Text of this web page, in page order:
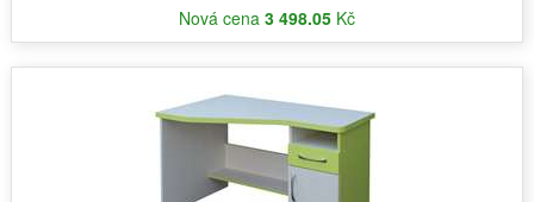
Nová cena 3 498.05 Kč